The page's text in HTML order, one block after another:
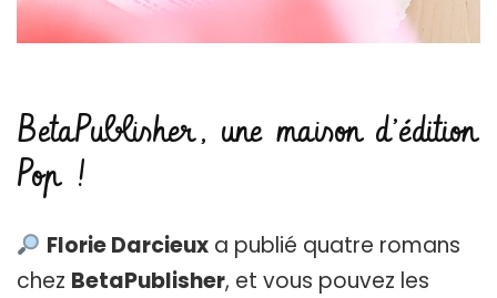
BetaPublisher, une maison d’édition
Pop !
Florie Darcieuxa publié quatre romans
chez BetaPublisher, et vous pouvez les